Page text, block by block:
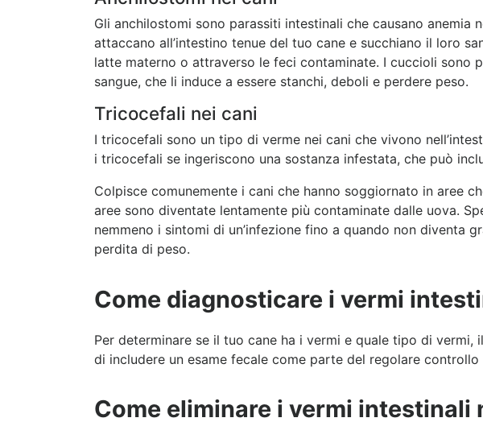
Gli anchilostomi sono parassiti intestinali che causano
attaccano all’intestino tenue del tuo cane e succhiano il loro
latte materno o attraverso le feci contaminate. I cuccioli sono
sangue, che li induce a essere stanchi, deboli e perdere peso.
Tricocefali nei cani
I tricocefali sono un tipo di verme nei cani che vivono
i tricocefali se ingeriscono una sostanza infestata, che può
Colpisce comunemente i cani che hanno soggiornato in aree
aree sono diventate lentamente più contaminate dalle uova.
nemmeno i sintomi di un’infezione fino a quando non
perdita di peso.
Come diagnosticare i vermi
Per determinare se il tuo cane ha i vermi e quale tipo di
di includere un esame fecale come parte del regolare
Come eliminare i vermi intestinali